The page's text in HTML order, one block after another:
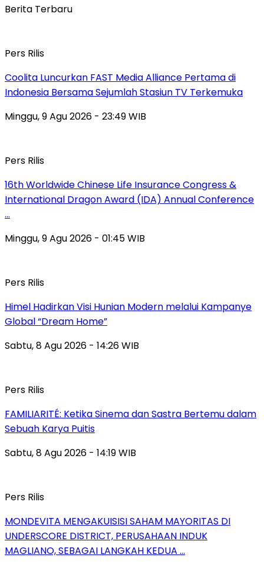
Berita Terbaru
Pers Rilis
Coolita Luncurkan FAST Media Alliance Pertama di
Indonesia Bersama Sejumlah Stasiun TV Terkemuka
Minggu, 9 Agu 2026 - 23:49 WIB
Pers Rilis
16th Worldwide Chinese Life Insurance Congress &
International Dragon Award (IDA) Annual Conference
…
Minggu, 9 Agu 2026 - 01:45 WIB
Pers Rilis
Himel Hadirkan Visi Hunian Modern melalui Kampanye
Global “Dream Home”
Sabtu, 8 Agu 2026 - 14:26 WIB
Pers Rilis
FAMILIARITÉ: Ketika Sinema dan Sastra Bertemu dalam
Sebuah Karya Puitis
Sabtu, 8 Agu 2026 - 14:19 WIB
Pers Rilis
MONDEVITA MENGAKUISISI SAHAM MAYORITAS DI
UNDERSCORE DISTRICT, PERUSAHAAN INDUK
MAGLIANO, SEBAGAI LANGKAH KEDUA …